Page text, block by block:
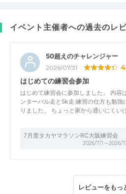
イベント主催者への過去のレ
50超えのチャレンジャー
2026/07/31
はじめての練習会参加
はじめて練習会に参加しました。 内容
ンターバル走と5k走 練習の仕方も勉強
りました。 ちょっと家から通いにくい
7月度タカヤマラソンRC大阪練習会
2026/7/1～2026/
レビューをもっ